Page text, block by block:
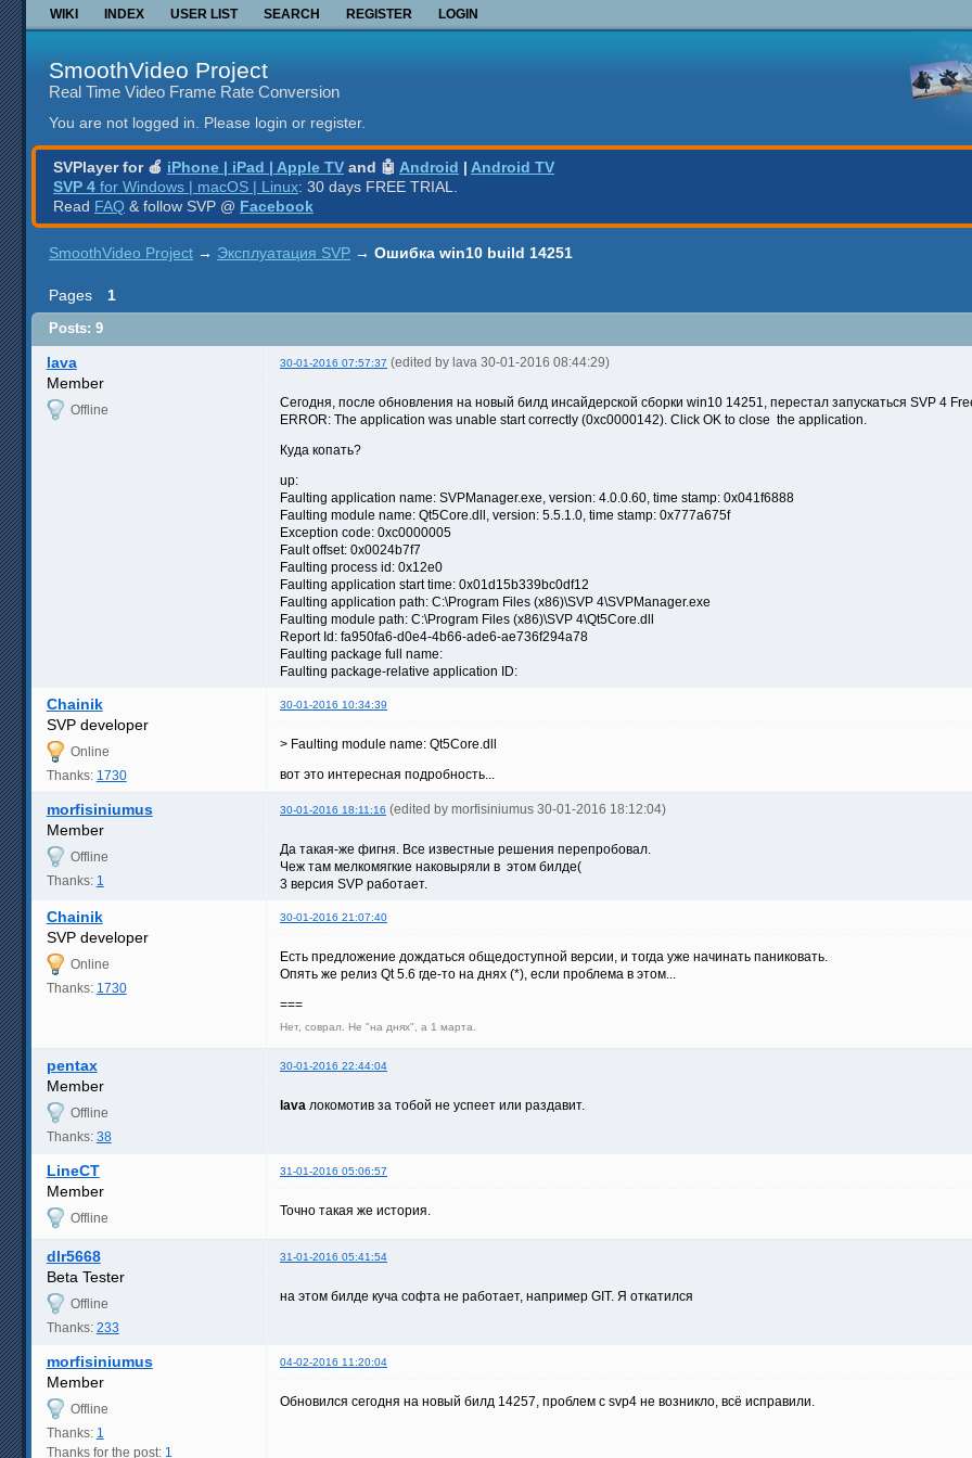
WIKI INDEX USER LIST SEARCH REGISTER LOGIN
SmoothVideo Project
Real Time Video Frame Rate Conversion
You are not logged in. Please login or register.
SVPlayer for 🍎 iPhone | iPad | Apple TV and 🤖 Android | Android TV
SVP 4 for Windows | macOS | Linux: 30 days FREE TRIAL.
Read FAQ & follow SVP @ Facebook
SmoothVideo Project → Эксплуатация SVP → Ошибка win10 build 14251
Pages 1
Posts: 9
lava 30-01-2016 07:57:37 (edited by lava 30-01-2016 08:44:29)
Member
Offline
Сегодня, после обновления на новый билд инсайдерской сборки win10 14251, перестал запускаться SVP 4
ERROR: The application was unable start correctly (0xc0000142). Click OK to close the application.
Куда копать?
up:
Faulting application name: SVPManager.exe, version: 4.0.0.60, time stamp: 0x041f6888
Faulting module name: Qt5Core.dll, version: 5.5.1.0, time stamp: 0x777a675f
Exception code: 0xc0000005
Fault offset: 0x0024b7f7
Faulting process id: 0x12e0
Faulting application start time: 0x01d15b339bc0df12
Faulting application path: C:\Program Files (x86)\SVP 4\SVPManager.exe
Faulting module path: C:\Program Files (x86)\SVP 4\Qt5Core.dll
Report Id: fa950fa6-d0e4-4b66-ade6-ae736f294a78
Faulting package full name:
Faulting package-relative application ID:
Chainik 30-01-2016 10:34:39
SVP developer
Online
Thanks: 1730
> Faulting module name: Qt5Core.dll
вот это интересная подробность...
morfisiniumus 30-01-2016 18:11:16 (edited by morfisiniumus 30-01-2016 18:12:04)
Member
Offline
Thanks: 1
Да такая-же фигня. Все известные решения перепробовал.
Чеж там мелкомягкие наковыряли в этом билде(
3 версия SVP работает.
Chainik 30-01-2016 21:07:40
SVP developer
Online
Thanks: 1730
Есть предложение дождаться общедоступной версии, и тогда уже начинать паниковать.
Опять же релиз Qt 5.6 где-то на днях (*), если проблема в этом...
===
Нет, соврал. Не "на днях", а 1 марта.
pentax 30-01-2016 22:44:04
Member
Offline
Thanks: 38
lava локомотив за тобой не успеет или раздавит.
LineCT 31-01-2016 05:06:57
Member
Offline Точно такая же история.
dlr5668 31-01-2016 05:41:54
Beta Tester
Offline
Thanks: 233
на этом билде куча софта не работает, например GIT. Я откатился
morfisiniumus 04-02-2016 11:20:04
Member
Offline
Thanks: 1
Thanks for the post: 1
Обновился сегодня на новый билд 14257, проблем с svp4 не возникло, всё исправили.